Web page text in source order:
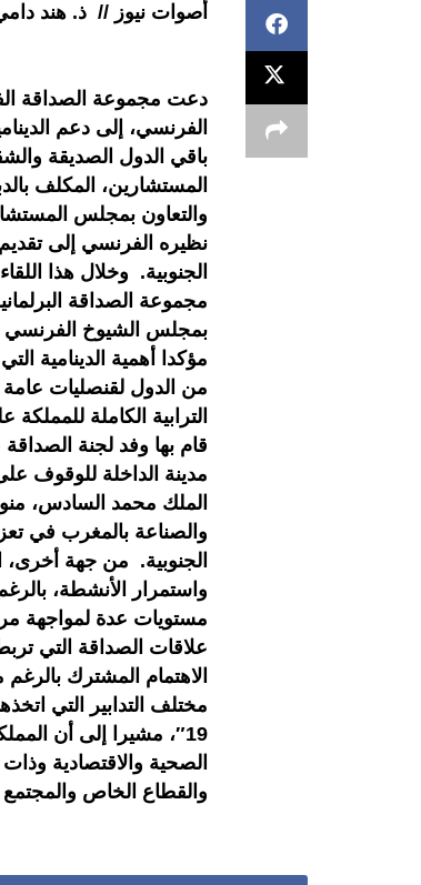
أصوات نيوز // ذ. هند
دعت مجموعة الصداقة
الفرنسي، إلى دعم
باقي الدول الصديقة
المستشارين، المكلف
والتعاون بمجلس
نظيره الفرنسي إلى تقديم
الجنوبية. وخلال هذا
مجموعة الصداقة
بمجلس الشيوخ الفرنسي
مؤكدا أهمية الدينامية
من الدول لقنصليات عامة
الترابية الكاملة
مدينة الداخلة للوقوف
الملك محمد السادس،
والصناعة بالمغرب في
الجنوبية. من جهة
مستويات عدة لمواجهة
علاقات الصداقة التي
الاهتمام المشترك
مختلف التدابير التي
19″، مشيرا إلى أن
الصحية والاقتصادية
والقطاع الخاص والمجتمع